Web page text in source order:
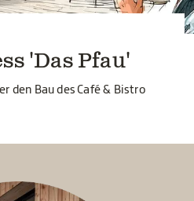
'Das Pfau'
den Bau des Café & Bistro